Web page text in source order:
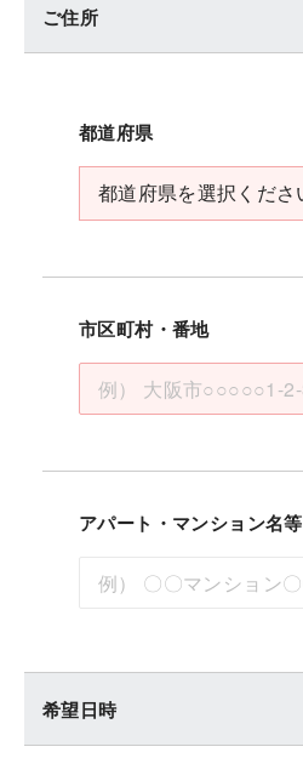
ご住所
都道府県
市区町村・番地
アパート・マンション名等
希望日時